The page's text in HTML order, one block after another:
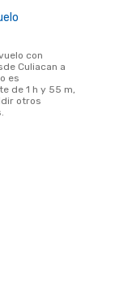
Culiacan a
es
de 1 h y 55 m,
otros